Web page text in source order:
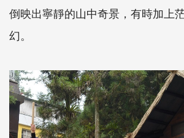
倒映出寧靜的山中奇景，有時加上
幻。